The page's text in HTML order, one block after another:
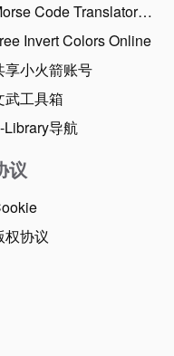
Morse Code Translator Online
Invert Colors Online
享小火箭账号
武工具箱
Library导航
议
权协议